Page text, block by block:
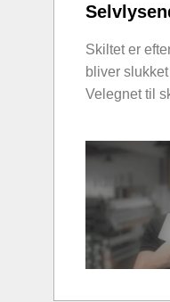
Skiltet er
bliver
Velegnet til